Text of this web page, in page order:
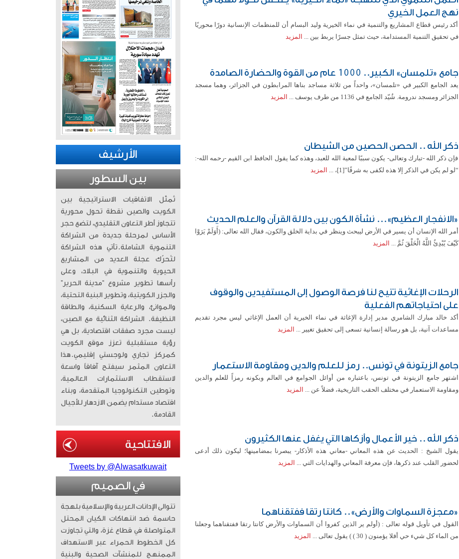
نهج العمل الخيري
أكد رئيس قطاع المشاريع والتنمية في نماء الخيرية وليد البسام أن للمنظمات الإنسانية دورًا محوريًا
في تحقيق التنمية المستدامة، حيث تمثل جسرًا يربط بين ... المزيد
جامع «تلمسان» الكبير.. 1000 عام من القوة والحضارة الصامدة
يعد الجامع الكبير في «تلمسان»، واحداً من ثلاثة مساجد بناها المرابطون في الجزائر، وهما مسجد
الجزائر ومسجد ندرومة. شُيّد الجامع في 1136 من طرف يوسف ...
المزيد
ذكر الله .. الحصن الحصين من الشيطان
فإن ذكر الله -تبارك وتعالى- يكون سببًا لمعية الله للعبد، وهذه كما يقول الحافظ ابن القيم -رحمه الله-:
“لو لم يكن في الذكر إلا هذه لكفى به شرفًا”[1]، ...
المزيد
«الانفجار العظيم»... نشأة الكون بين دلالة القرآن والعلم الحديث
أمر الله الإنسان أن يسير في الأرض ليبحث وينظر في بداية الخلق والكون، فقال الله تعالى: (أَوَلَمْ يَرَوْا
كَيْفَ يُبْدِئُ اللَّهُ الْخَلْقَ ثُمَّ ... المزيد
الرحلات الإغاثية تتيح لنا فرصة الوصول إلى المستفيدين والوقوف
على احتياجاتهم الفعلية
أكد خالد مبارك الشامري مدير إدارة الإغاثة في نماء الخيرية أن العمل الإغاثي ليس مجرد تقديم
مساعدات آنية، بل هو رسالة إنسانية تسعى إلى تحقيق تغيير ... المزيد
جامع الزيتونة في تونس.. رمز للعلم والدين ومقاومة الاستعمار
اشتهر جامع الزيتونة في تونس، باعتباره من أوائل الجوامع في العالم وبكونه رمزاً للعلم والدين
ومقاومة الاستعمار في مختلف الحقب التاريخية، فضلاً عن ... المزيد
ذكر الله .. خير الأعمال وأزكاها التي يغفل عنها الكثيرون
يقول الشيخ : الحديث عن هذه المعاني -معاني هذه الأذكار- يبصرنا بمضامينها؛ ليكون ذلك أدعى
لحضور القلب عند ذكرها، فإن معرفة المعاني والهدايات التي ... المزيد
«معجزة السماوات والأرض».. كانتا رتقا ففتقناهما
القول في تأويل قوله تعالى : (أولم ير الذين كفروا أن السماوات والأرض كانتا رتقا ففتقناهما وجعلنا
من الماء كل شيء حي أفلا يؤمنون ( 30 ) ) يقول تعالى ...
المزيد
الأرشيف
بين السطور
تُمثّل الاتفاقيات الاستراتيجية بين
الكويت والصين نقطة تحول محورية
تتجاوز أطر التعاون التقليدي، لتضع حجر
الأساس لمرحلة جديدة من الشراكة
التنموية الشاملة. ​تأتي هذه الشراكة
لتُحرّك عجلة العديد من المشاريع
الحيوية والتنموية في البلاد، وعلى
رأسها تطوير مشروع “مدينة الحرير”
والجزر الكويتية، وتطوير البنية التحتية،
والموانئ، والرعاية السكنية، والطاقة
النظيفة. الشراكة الثنائية مع الصين،
ليست مجرد صفقات اقتصادية، بل هي
رؤية مستقبلية تعزز موقع الكويت
كمركز تجاري ولوجستي إقليمي. ​هذا
التعاون المثمر سيفتح آفاقاً واسعة
لاستقطاب الاستثمارات العالمية،
وتوطين التكنولوجيا المتقدمة، وبناء
اقتصاد مستدام يضمن الازدهار للأجيال
القادمة.
Tweets by @Alwasatkuwait
في الصميم
تتوالى الإدانات العربية والإسلامية بلهجة
حاسمة ضد انتهاكات الكيان المحتل
المتواصلة في قطاع غزة، والتي تجاوزت
كل الخطوط الحمراء عبر الاستهداف
الممنهج للمنشآت الصحية والبنية